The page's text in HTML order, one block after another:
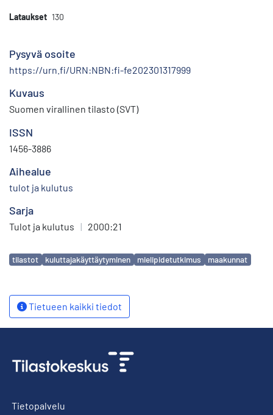
Lataukset 130
Pysyvä osoite
https://urn.fi/URN:NBN:fi-fe202301317999
Kuvaus
Suomen virallinen tilasto (SVT)
ISSN
1456-3886
Aihealue
tulot ja kulutus
Sarja
Tulot ja kulutus | 2000:21
Avainsanat
tilastot kuluttajakäyttäytyminen mielipidetutkimus maakunnat
Tietueen kaikki tiedot
Tietopalvelu